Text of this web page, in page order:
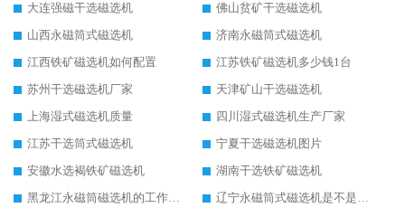
大连强磁干选磁选机
佛山贫矿干选磁选机
山西永磁筒式磁选机
济南永磁筒式磁选机
江西铁矿磁选机如何配置
江苏铁矿磁选机多少钱1台
苏州干选磁选机厂家
天津矿山干选磁选机
上海湿式磁选机质量
四川湿式磁选机生产厂家
江苏干选筒式磁选机
宁夏干选磁选机图片
安徽水选褐铁矿磁选机
湖南干选铁矿磁选机
黑龙江永磁筒磁选机的工作原理
辽宁永磁筒式磁选机是不是强磁